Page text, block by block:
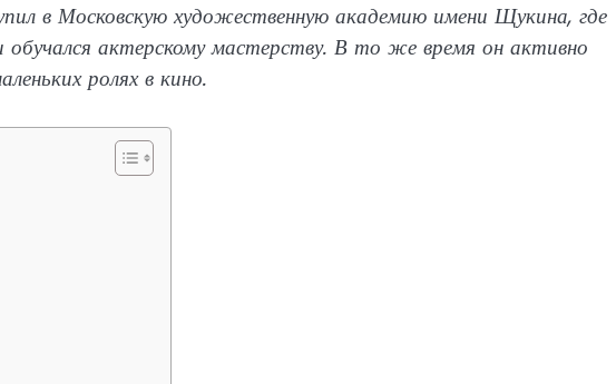
в Московскую художественную академию имени Щукина, где
и обучался актерскому мастерству. В то же время он активно
ролях в кино.